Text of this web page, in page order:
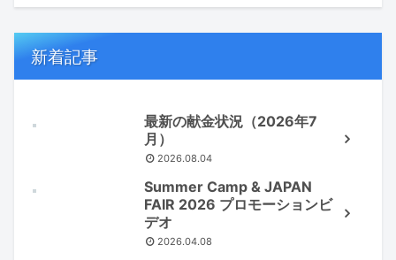
新着記事
最新の献金状況（2026年7
月）
2026.08.04
Summer Camp & JAPAN
FAIR 2026 プロモーションビ
デオ
2026.04.08